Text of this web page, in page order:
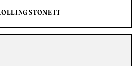
STONE IT